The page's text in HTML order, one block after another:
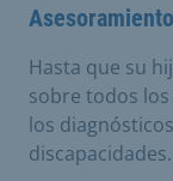
Hasta que su
sobre todos
los
discapacidades.